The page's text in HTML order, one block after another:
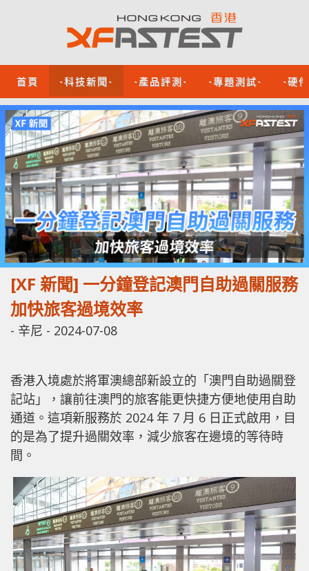
首頁 -科技新聞- -產品評測- -專題測試- -硬
[XF 新聞] 一分鐘登記澳門自助過關服務
加快旅客過境效率
- 辛尼 - 2024-07-08
香港入境處於將軍澳總部新設立的「澳門自助過關登
記站」，讓前往澳門的旅客能更快捷方便地使用自助
通道。這項新服務於 2024 年 7 月 6 日正式啟用，目
的是為了提升過關效率，減少旅客在邊境的等待時
間。